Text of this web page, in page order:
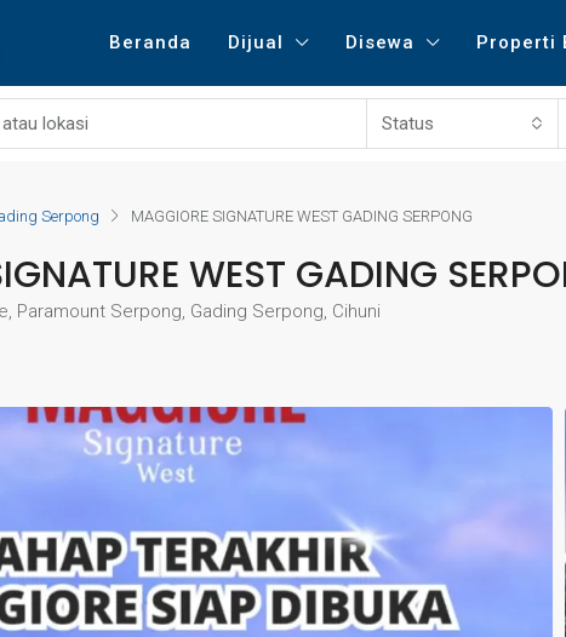
Beranda Dijual Disewa Properti
Status
Serpong MAGGIORE SIGNATURE WEST GADING SERPONG
WEST GADING
Paramount Serpong, Gading Serpong, Cihuni